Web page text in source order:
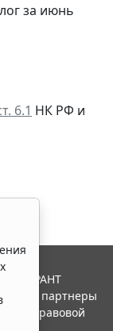
за июнь
6.1 НК РФ и
ГАРАНТ
и ее партнеры
правовой